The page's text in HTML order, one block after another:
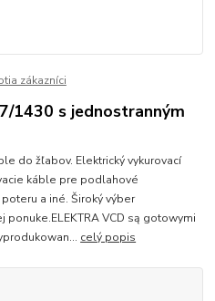
zákazníci
1430 s jednostranným
do žľabov. Elektrický vykurovací
káble pre podlahové
a iné. Široký výber
VCD są gotowymi
celý popis